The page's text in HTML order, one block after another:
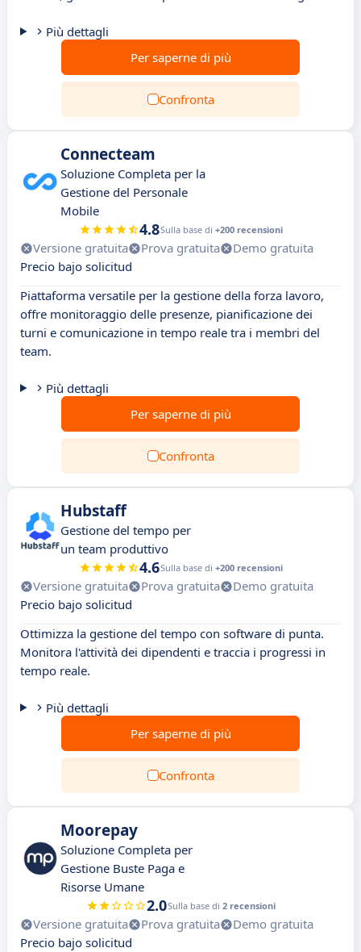
Più dettagli
Per saperne di più
Confronta
Connecteam
Soluzione Completa per la
Gestione del Personale
Mobile
4.8Sulla base di +200 recensioni
Versione gratuita Prova gratuita
Demo gratuita
Precio bajo solicitud
Piattaforma versatile per la gestione della forza lavoro,
offre monitoraggio delle presenze, pianificazione dei
turni e comunicazione in tempo reale tra i membri del
team.
Più dettagli
Per saperne di più
Confronta
Hubstaff
Gestione del tempo per
un team produttivo
4.6Sulla base di +200 recensioni
Versione gratuita Prova gratuita
Demo gratuita
Precio bajo solicitud
Ottimizza la gestione del tempo con software di punta.
Monitora l'attività dei dipendenti e traccia i progressi in
tempo reale.
Più dettagli
Per saperne di più
Confronta
Moorepay
Soluzione Completa per
Gestione Buste Paga e
Risorse Umane
2.0Sulla base di 2 recensioni
Versione gratuita Prova gratuita
Demo gratuita
Precio bajo solicitud